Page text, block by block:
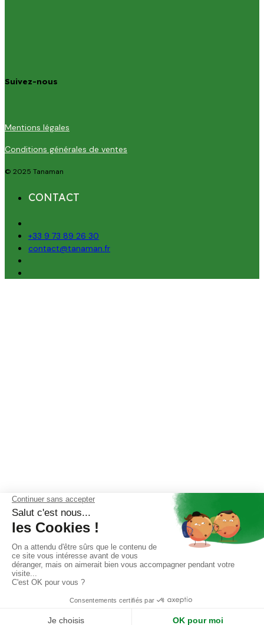
Suivez-nous
Mentions légales
Conditions générales de ventes
© 2025 Tanaman
CONTACT
+33 9 73 89 26 30
contact@tanaman.fr